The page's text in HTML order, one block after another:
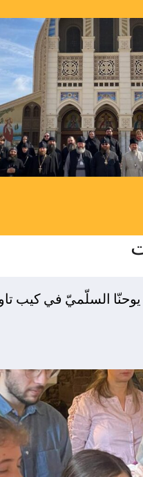
السلّميّ في كيب